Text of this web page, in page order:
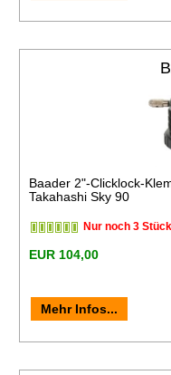
Baader 2"-Clicklock-
Takahashi Sky 90
Nur noch 3
EUR 104,00
Mehr Infos...